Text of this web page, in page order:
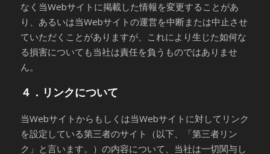
なく当Webサイトに掲載した情報を変更することがあ
り、あるいは当Webサイトの運営を中断または中止させ
ていただくことがありますが、これにより生じた如何な
る損害についても当社は責任を負うものではありませ
ん。
４．リンクについて
当Webサイトからもしくは当Webサイトに対してリンク
を設定している第三者のサイト（以下、「第三者リン
ク」と言います。）の内容について、当社は一切関与し